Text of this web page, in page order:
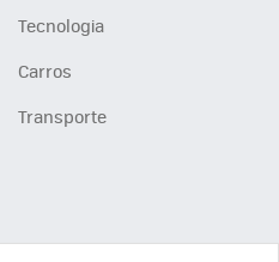
Tecnologia
Carros
Transporte